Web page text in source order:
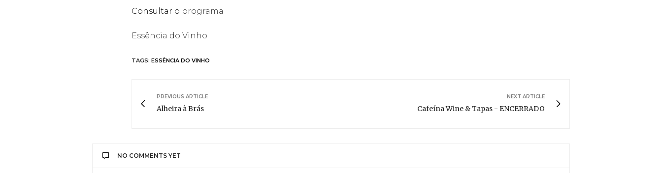
Consultar o programa
Essência do Vinho
TAGS: ESSÊNCIA DO VINHO
PREVIOUS ARTICLE
Alheira à Brás
NEXT ARTICLE
Cafeína Wine & Tapas - ENCERRADO
NO COMMENTS YET